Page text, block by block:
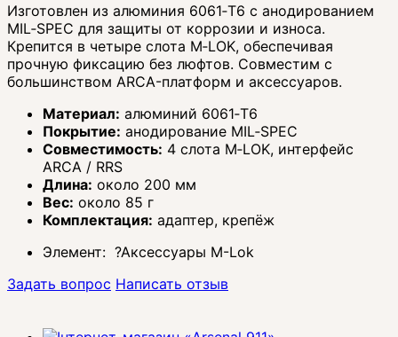
Изготовлен из алюминия 6061‑T6 с анодированием
MIL‑SPEC для защиты от коррозии и износа.
Крепится в четыре слота M‑LOK, обеспечивая
прочную фиксацию без люфтов. Совместим с
большинством ARCA-платформ и аксессуаров.
Материал: алюминий 6061‑T6
Покрытие: анодирование MIL‑SPEC
Совместимость: 4 слота M‑LOK, интерфейс
ARCA / RRS
Длина: около 200 мм
Вес: около 85 г
Комплектация: адаптер, крепёж
Элемент: ?Аксессуары M-Lok
Задать вопрос Написать отзыв